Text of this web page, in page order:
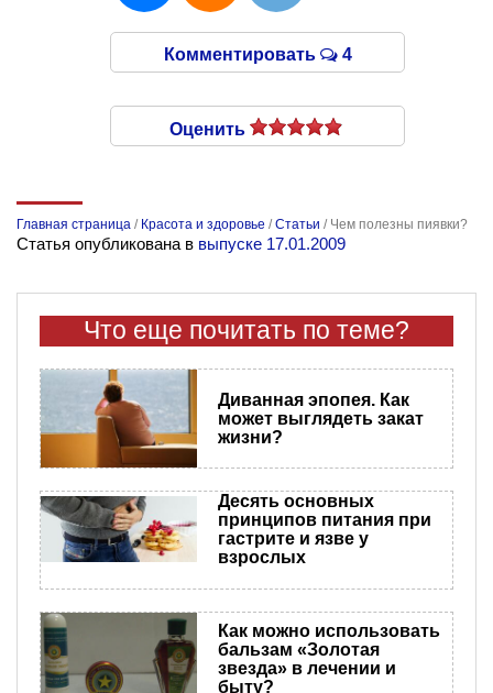
Комментировать 4
Оценить
Главная страница / Красота и здоровье /Статьи / Чем полезны пиявки?
Статья опубликована в выпуске 17.01.2009
Что еще почитать по теме?
Диванная эпопея. Как
может выглядеть закат
жизни?
Десять основных
принципов питания при
гастрите и язве у
взрослых
Как можно использовать
бальзам «Золотая
звезда» в лечении и
быту?